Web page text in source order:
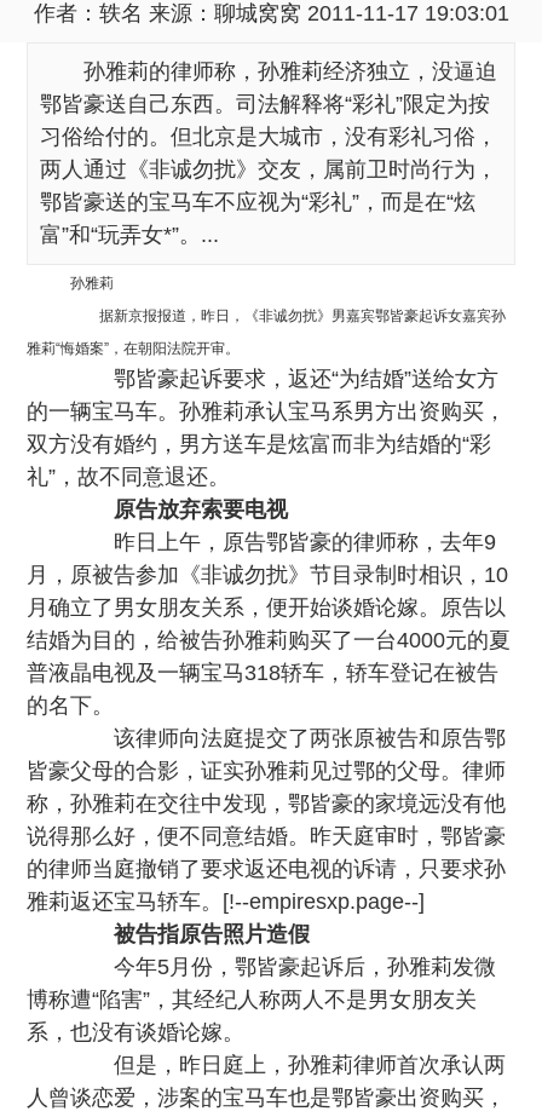
作者：轶名 来源： 聊城窝窝 2011-11-17 19:03:01
孙雅莉的律师称，孙雅莉经济独立，没逼迫
鄂皆豪送自己东西。司法解释将“彩礼”限定为按
习俗给付的。但北京是大城市，没有彩礼习俗，
两人通过《非诚勿扰》交友，属前卫时尚行为，
鄂皆豪送的宝马车不应视为“彩礼”，而是在“炫
富”和“玩弄女*”。...
孙雅莉
据新京报报道，昨日，《非诚勿扰》男嘉宾鄂皆豪起诉女嘉宾孙
雅莉“悔婚案”，在朝阳法院开审。
鄂皆豪起诉要求，返还“为结婚”送给女方
的一辆宝马车。孙雅莉承认宝马系男方出资购买，
双方没有婚约，男方送车是炫富而非为结婚的“彩
礼”，故不同意退还。
原告放弃索要电视
昨日上午，原告鄂皆豪的律师称，去年9
月，原被告参加《非诚勿扰》节目录制时相识，10
月确立了男女朋友关系，便开始谈婚论嫁。原告以
结婚为目的，给被告孙雅莉购买了一台4000元的夏
普液晶电视及一辆宝马318轿车，轿车登记在被告
的名下。
该律师向法庭提交了两张原被告和原告鄂
皆豪父母的合影，证实孙雅莉见过鄂的父母。律师
称，孙雅莉在交往中发现，鄂皆豪的家境远没有他
说得那么好，便不同意结婚。昨天庭审时，鄂皆豪
的律师当庭撤销了要求返还电视的诉请，只要求孙
雅莉返还宝马轿车。[!--empiresxp.page--]
被告指原告照片造假
今年5月份，鄂皆豪起诉后，孙雅莉发微
博称遭“陷害”，其经纪人称两人不是男女朋友关
系，也没有谈婚论嫁。
但是，昨日庭上，孙雅莉律师首次承认两
人曾谈恋爱，涉案的宝马车也是鄂皆豪出资购买，